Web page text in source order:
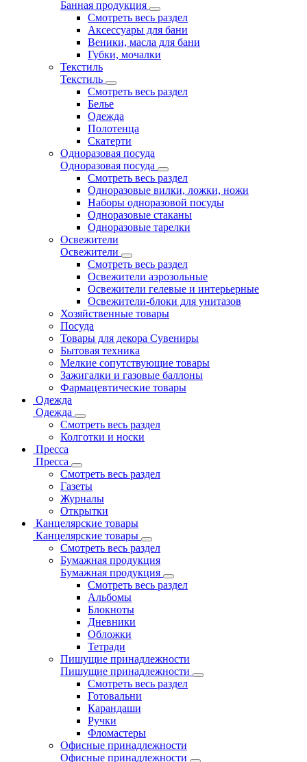
Банная продукция
Смотреть весь раздел
Аксессуары для бани
Веники, масла для бани
Губки, мочалки
Текстиль
Текстиль
Смотреть весь раздел
Белье
Одежда
Полотенца
Скатерти
Одноразовая посуда
Одноразовая посуда
Смотреть весь раздел
Одноразовые вилки, ложки, ножи
Наборы одноразовой посуды
Одноразовые стаканы
Одноразовые тарелки
Освежители
Освежители
Смотреть весь раздел
Освежители аэрозольные
Освежители гелевые и интерьерные
Освежители-блоки для унитазов
Хозяйственные товары
Посуда
Товары для декора Сувениры
Бытовая техника
Мелкие сопутствующие товары
Зажигалки и газовые баллоны
Фармацевтические товары
Одежда
Одежда
Смотреть весь раздел
Колготки и носки
Пресса
Пресса
Смотреть весь раздел
Газеты
Журналы
Открытки
Канцелярские товары
Канцелярские товары
Смотреть весь раздел
Бумажная продукция
Бумажная продукция
Смотреть весь раздел
Альбомы
Блокноты
Дневники
Обложки
Тетради
Пишущие принадлежности
Пишущие принадлежности
Смотреть весь раздел
Готовальни
Карандаши
Ручки
Фломастеры
Офисные принадлежности
Офисные принадлежности